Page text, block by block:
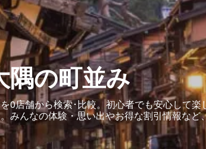
隅の町並み
0店舗から検索･比較。初心者でも安心して
みんなの体験・思い出やお得な割引情報な